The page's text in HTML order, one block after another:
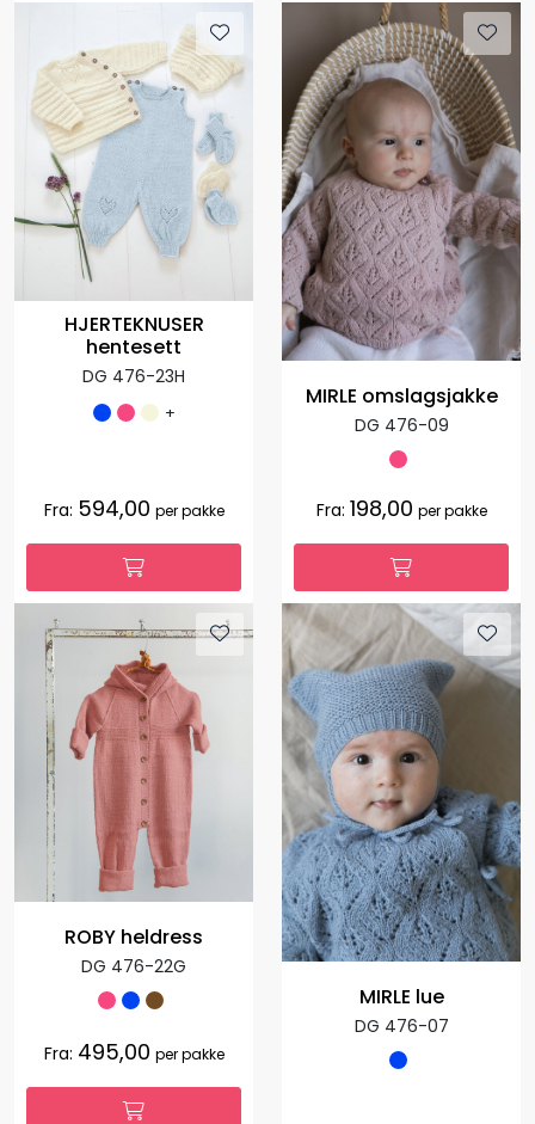
HJERTEKNUSER
hentesett
DG 476-23H
+
Fra: 594,00 per pakke
MIRLE omslagsjakke
DG 476-09
Fra: 198,00 per pakke
ROBY heldress
DG 476-22G
Fra: 495,00 per pakke
MIRLE lue
DG 476-07